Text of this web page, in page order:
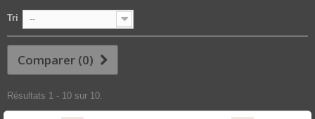
Tri --
Comparer (0)
Résultats 1 - 10 sur 10.